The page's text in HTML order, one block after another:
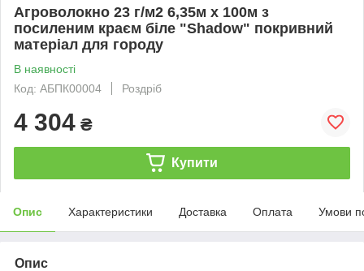
Агроволокно 23 г/м2 6,35м х 100м з
посиленим краєм біле "Shadow" покривний
матеріал для городу
В наявності
Код: АБПК00004
Роздріб
4 304 ₴
Купити
Опис Характеристики Доставка Оплата Умови
Опис